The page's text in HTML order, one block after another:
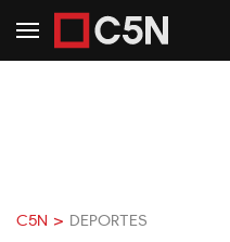
C5N > DEPORTES